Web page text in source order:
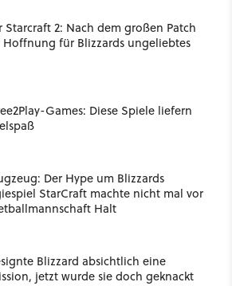
Starcraft 2: Nach dem großen Patch
für Blizzards ungeliebtes
Games: Diese Spiele liefern
Der Hype um Blizzards
StarCraft machte nicht mal vor
Halt
Blizzard absichtlich eine
jetzt wurde sie doch geknackt